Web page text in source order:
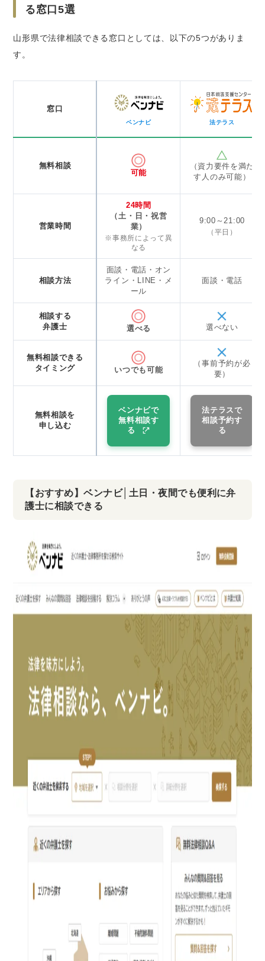
18時以降（夜間）・土日祝の対応についても
山形県で弁護士事務所を探すなら「ベンナビ
（旧：弁護士ナビ）」
る窓口5選
山形県で法律相談できる窓口としては、以下の5つがありま
す。
窓口
ベンナビ 法テラス
無料相談
可能
（資力要件を満た
す人のみ可能）
営業時間
24時間
（土・日・祝営
業）
※事務所によって異
なる
9:00～21:00
（平日）
相談方法
面談・電話・オン
ライン・LINE・メ
ール
面談・電話
相談する
弁護士
選べる 選べない
無料相談できる
タイミング
いつでも可能
（事前予約が必
要）
無料相談を
申し込む
ベンナビで
無料相談す
る
法テラスで
相談予約す
る
【おすすめ】ベンナビ│土日・夜間でも便利に弁
護士に相談できる